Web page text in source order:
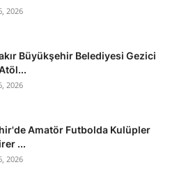
2026
Büyükşehir Belediyesi Gezici
2026
Amatör Futbolda Kulüpler
...
2026